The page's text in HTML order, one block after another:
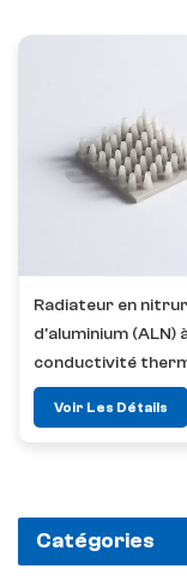
Radiateur en
d'aluminium (ALN)
conductivité
Voir Les Détails
Catégories